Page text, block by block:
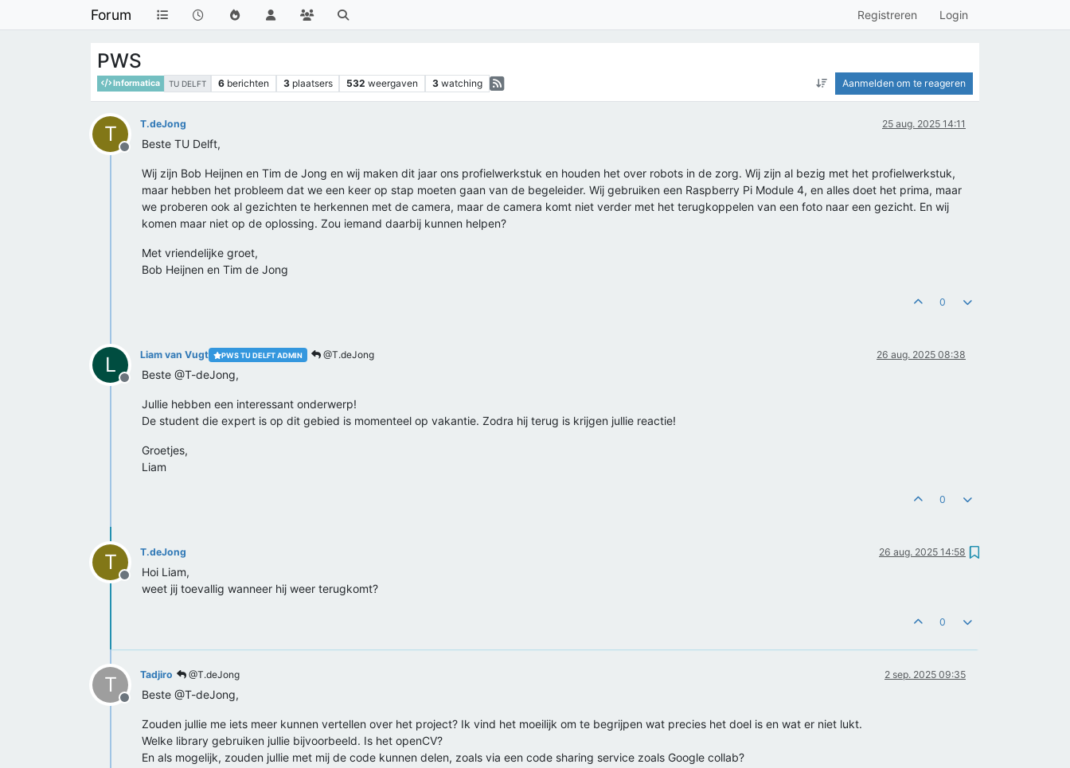
Forum Registreren Login
PWS
Informatica TU DELFT 6 berichten 3 plaatsers 532 weergaven 3 watching Aanmelden om te reageren
T
Offline
T.deJong 25 aug. 2025 14:11
Beste TU Delft,
Wij zijn Bob Heijnen en Tim de Jong en wij maken dit jaar ons profielwerkstuk en houden het over robots in de zorg. Wij zijn al bezig met het profielwerkstuk,
maar hebben het probleem dat we een keer op stap moeten gaan van de begeleider. Wij gebruiken een Raspberry Pi Module 4, en alles doet het prima, maar
we proberen ook al gezichten te herkennen met de camera, maar de camera komt niet verder met het terugkoppelen van een foto naar een gezicht. En wij
komen maar niet op de oplossing. Zou iemand daarbij kunnen helpen?
Met vriendelijke groet,
Bob Heijnen en Tim de Jong
0
L
Offline
Liam van Vugt PWS TU DELFT ADMIN @T.deJong 26 aug. 2025 08:38
Beste @T-deJong,
Jullie hebben een interessant onderwerp!
De student die expert is op dit gebied is momenteel op vakantie. Zodra hij terug is krijgen jullie reactie!
Groetjes,
Liam
0
T
Offline
T.deJong 26 aug. 2025 14:58
Hoi Liam,
weet jij toevallig wanneer hij weer terugkomt?
0
T
Offline
Tadjiro @T.deJong 2 sep. 2025 09:35
Beste @T-deJong,
Zouden jullie me iets meer kunnen vertellen over het project? Ik vind het moeilijk om te begrijpen wat precies het doel is en wat er niet lukt.
Welke library gebruiken jullie bijvoorbeeld. Is het openCV?
En als mogelijk, zouden jullie met mij de code kunnen delen, zoals via een code sharing service zoals Google collab?